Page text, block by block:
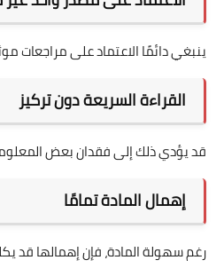
ينبغي دائمًا الاعتماد على مراجعات
القراءة السريعة دون تركيز
قد يؤدي ذلك إلى فقدان بعض
إهمال المادة تمامًا
رغم سهولة المادة، فإن إهمالها قد